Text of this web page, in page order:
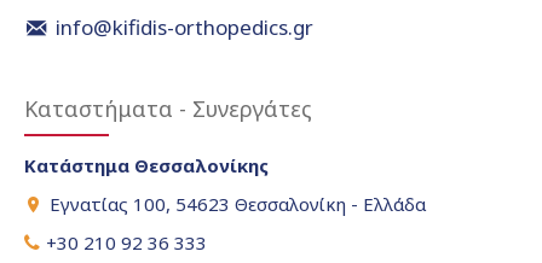
info@kifidis-orthopedics.gr
Καταστήματα - Συνεργάτες
Κατάστημα Θεσσαλονίκης
Εγνατίας 100, 54623 Θεσσαλονίκη - Ελλάδα
+30 210 92 36 333